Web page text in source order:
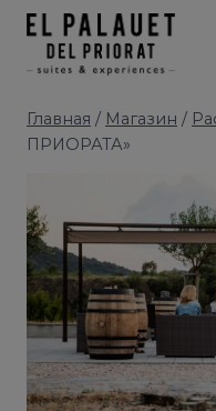
Перейти
содержимому
Главная / Магазин /
ПРИОРАТА»